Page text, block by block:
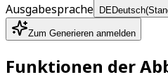
Ausgabesprache
DE Deutsch(
Zum Generieren anmelden
Funktionen der